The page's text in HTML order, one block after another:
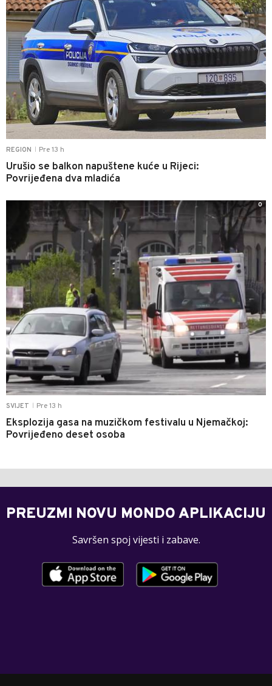
REGION Pre 13 h
Urušio se balkon napuštene kuće u Rijeci:
Povrijeđena dva mladića
SVIJET Pre 13 h
Eksplozija gasa na muzičkom festivalu u Njemačkoj:
Povrijeđeno deset osoba
0
PREUZMI NOVU MONDO APLIKACIJU
Savršen spoj vijesti i zabave.